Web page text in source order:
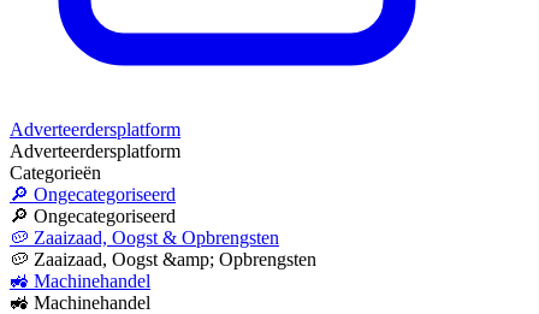
Adverteerdersplatform
Adverteerdersplatform
Categorieën
🔎 Ongecategoriseerd
🔎 Ongecategoriseerd
🥔 Zaaizaad, Oogst & Opbrengsten
🥔 Zaaizaad, Oogst &amp; Opbrengsten
🚜 Machinehandel
🚜 Machinehandel